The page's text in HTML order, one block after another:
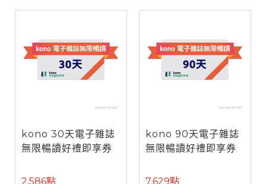
kono 30天電子雜誌
無限暢讀好禮即享券
2,586點
kono 90天電子雜誌
無限暢讀好禮即享券
7,629點